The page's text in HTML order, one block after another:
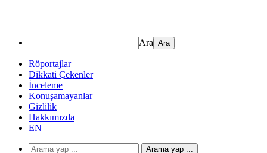
Ara
Röportajlar
Dikkati Çekenler
İnceleme
Konuşamayanlar
Gizlilik
Hakkımızda
EN
Arama yap ...